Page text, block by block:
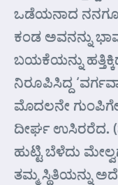
ಒಡೆಯನಾದ ನನಗೂ
ಕಂಡ ಅವನನ್ನು
ಬಯಕೆಯನ್ನು
ನಿರೂಪಿಸಿದ್ದ
ಮೊದಲನೇ
ದೀರ್ಘ ಉಸಿರರೆದ.
ಹುಟ್ಟಿ ಬೆಳೆದು
ತಮ್ಮ ಸ್ಥಿತಿಯನ್ನು